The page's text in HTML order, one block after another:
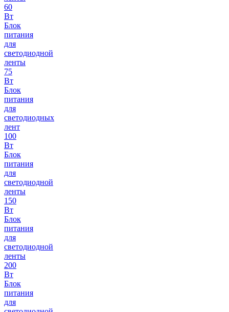
60
Вт
Блок
питания
для
светодиодной
ленты
75
Вт
Блок
питания
для
светодиодных
лент
100
Вт
Блок
питания
для
светодиодной
ленты
150
Вт
Блок
питания
для
светодиодной
ленты
200
Вт
Блок
питания
для